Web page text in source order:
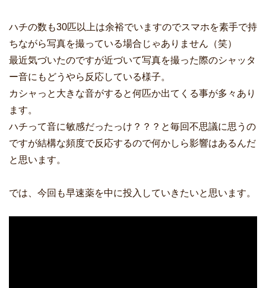
ハチの数も30匹以上は余裕でいますのでスマホを素手で持
ちながら写真を撮っている場合じゃありません（笑）
最近気づいたのですが近づいて写真を撮った際のシャッタ
ー音にもどうやら反応している様子。
カシャっと大きな音がすると何匹か出てくる事が多々あり
ます。
ハチって音に敏感だったっけ？？？と毎回不思議に思うの
ですが結構な頻度で反応するので何かしら影響はあるんだ
と思います。
では、今回も早速薬を中に投入していきたいと思います。